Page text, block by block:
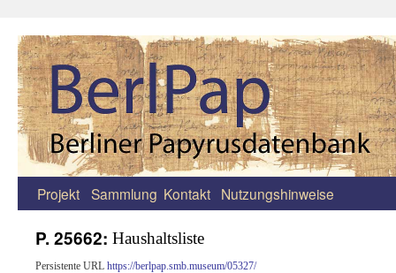
Zum
springen
Projekt Sammlung Kontakt Nutzungshinweise
P. 25662: Haushaltsliste
Persistente URL https://berlpap.smb.museum/05327/